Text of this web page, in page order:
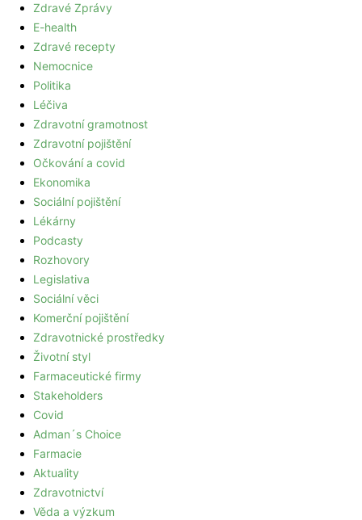
Zdravé Zprávy
E-health
Zdravé recepty
Nemocnice
Politika
Léčiva
Zdravotní gramotnost
Zdravotní pojištění
Očkování a covid
Ekonomika
Sociální pojištění
Lékárny
Podcasty
Rozhovory
Legislativa
Sociální věci
Komerční pojištění
Zdravotnické prostředky
Životní styl
Farmaceutické firmy
Stakeholders
Covid
Adman´s Choice
Farmacie
Aktuality
Zdravotnictví
Věda a výzkum